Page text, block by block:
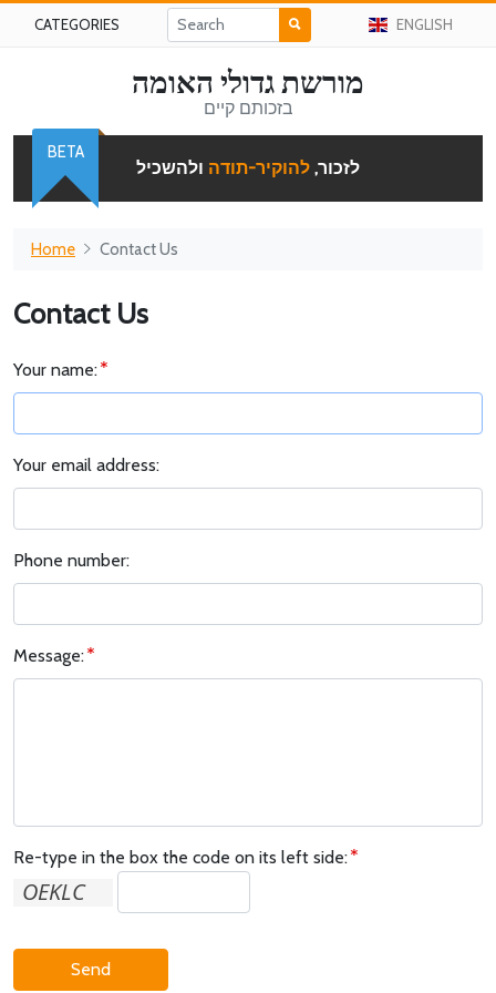
CATEGORIES ENGLISH
מורשת גדולי האומה
בזכותם קיים
לזכור, להוקיר-תודה ולהשכיל
BETA
Home Contact Us
Contact Us
Your name:
Your email address:
Phone number:
Message:
Re-type in the box the code on its left side:
Send